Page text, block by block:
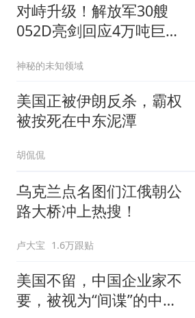
对峙升级！解放军30艘
052D亮剑回应4万吨巨舰
神秘的未知领域
美国正被伊朗反杀，霸权
被按死在中东泥潭
胡侃侃
乌克兰点名图们江俄朝公
路大桥冲上热搜！
卢大宝 1.6万跟贴
美国不留，中国企业家不
要，被视为“间谍”的中国